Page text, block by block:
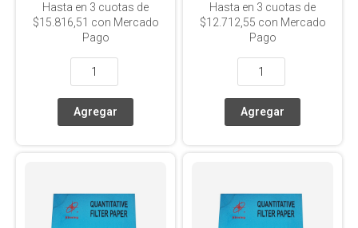
Hasta en 3 cuotas de
$15.816,51 con Mercado
Pago
Hasta en 3 cuotas de
$12.712,55 con Mercado
Pago